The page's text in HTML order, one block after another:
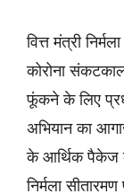
वित्त मंत्री
कोरोना
फूंकने के लिए
अभियान का
के आर्थिक पैकेज
निर्मला